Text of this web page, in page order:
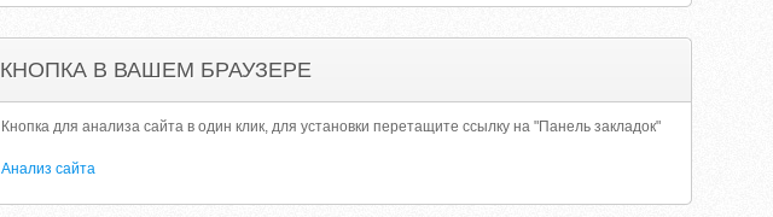
КНОПКА В ВАШЕМ БРАУЗЕРЕ
Кнопка для анализа сайта в один клик, для установки перетащите ссылку на "Панель закладок"
Анализ сайта